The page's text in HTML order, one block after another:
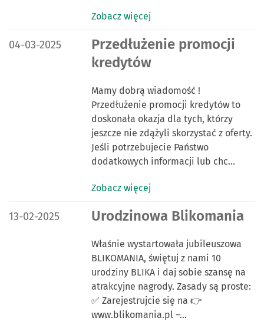
Zobacz więcej
DATA PUBLIKACJI:
04-03-2025
Przedłużenie promocji
kredytów
Mamy dobrą wiadomość !
Przedłużenie promocji kredytów to
doskonała okazja dla tych, którzy
jeszcze nie zdążyli skorzystać z oferty.
Jeśli potrzebujecie Państwo
dodatkowych informacji lub chc…
Zobacz więcej
DATA PUBLIKACJI:
13-02-2025 Urodzinowa Blikomania
Właśnie wystartowała jubileuszowa
BLIKOMANIA, świętuj z nami 10
urodziny BLIKA i daj sobie szansę na
atrakcyjne nagrody. Zasady są proste:
✅ Zarejestrujcie się na 👉
www.blikomania.pl –…